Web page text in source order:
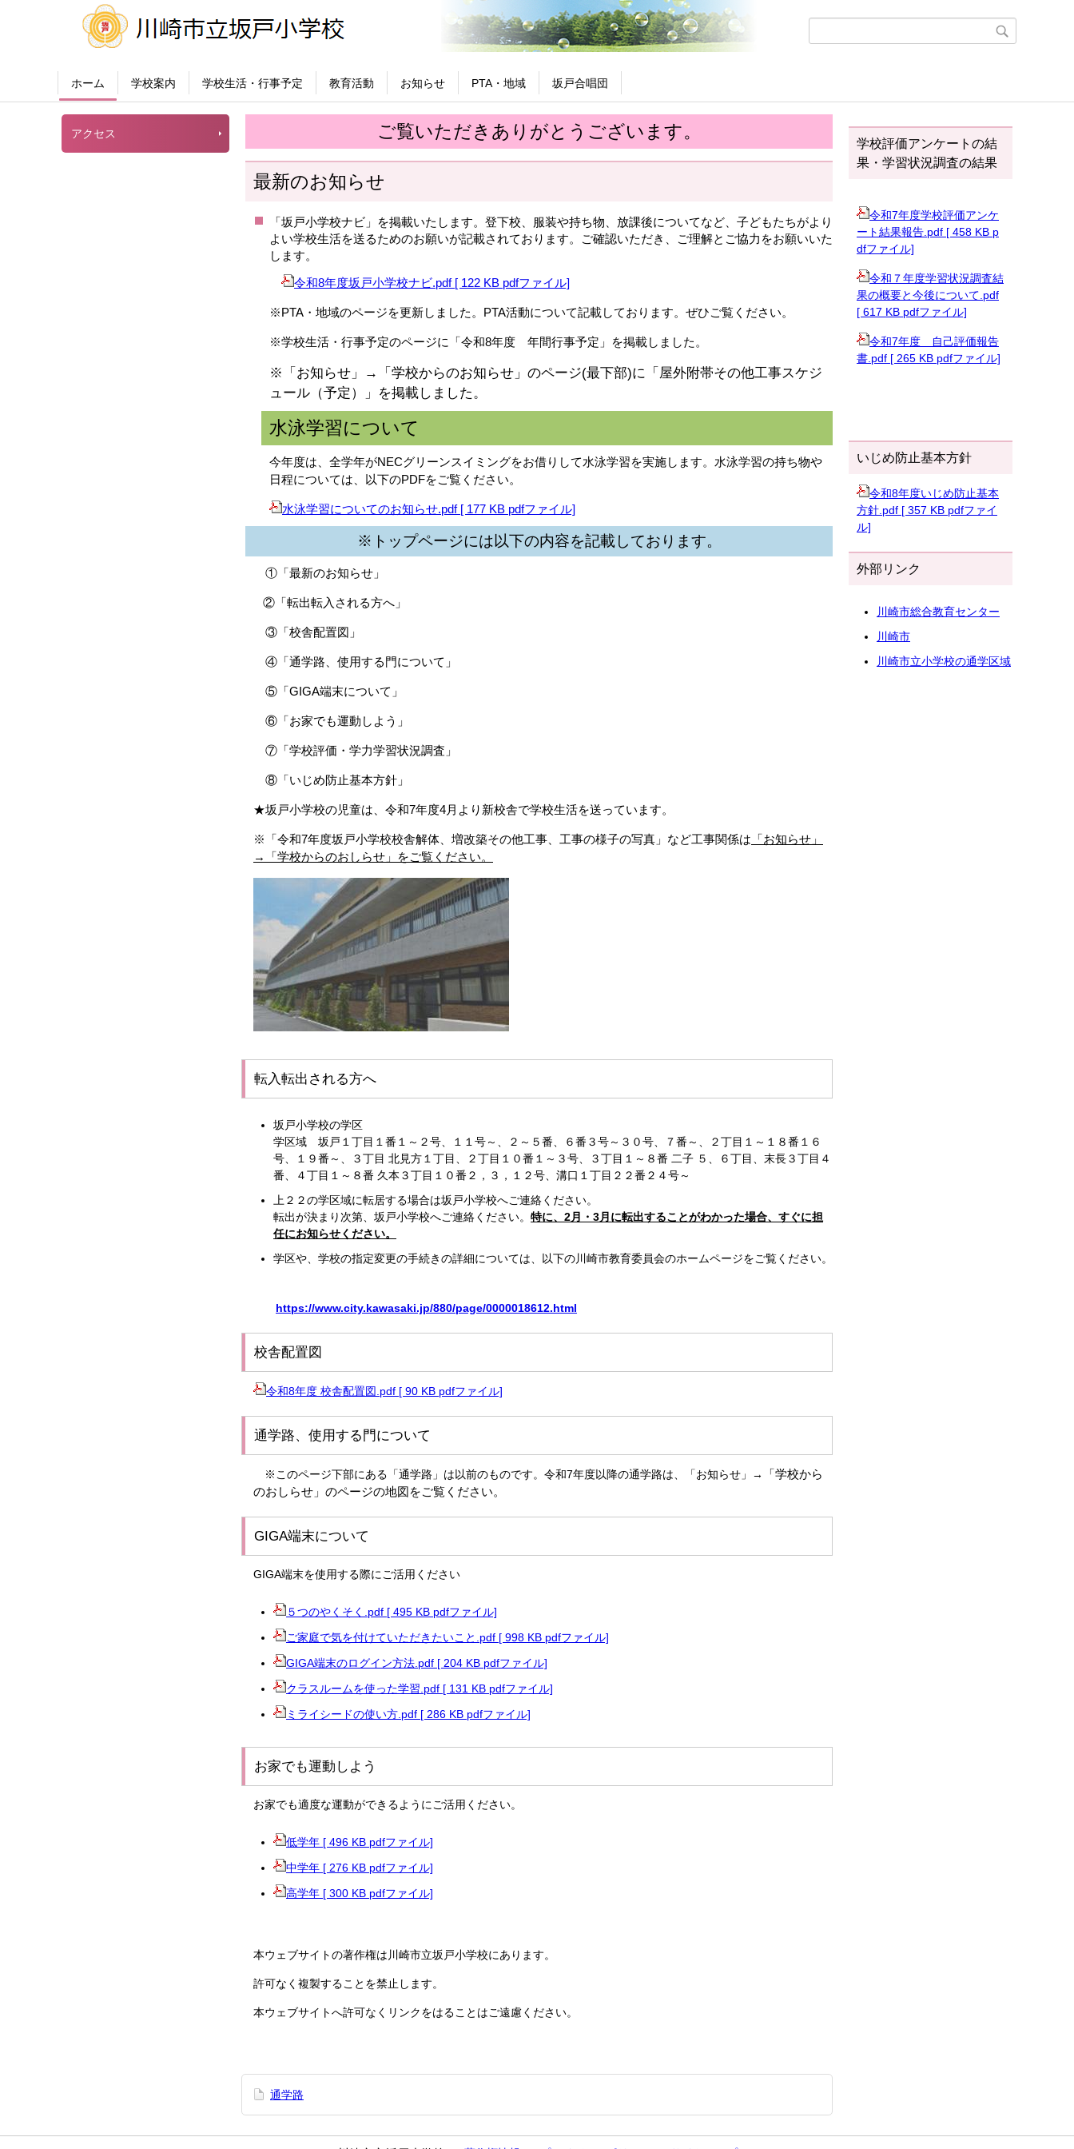
ホーム 学校案内 学校生活・行事予定 教育活動 お知らせ PTA・地域 坂戸合唱団
アクセス ご覧いただきありがとうございます。
最新のお知らせ
「坂戸小学校ナビ」を掲載いたします。登下校、服装や持ち物、放課後についてなど、子どもたちがより
よい学校生活を送るためのお願いが記載されております。ご確認いただき、ご理解とご協力をお願いいた
します。
令和8年度坂戸小学校ナビ.pdf [ 122 KB pdfファイル]
※PTA・地域のページを更新しました。PTA活動について記載しております。ぜひご覧ください。
※学校生活・行事予定のページに「令和8年度 年間行事予定」を掲載しました。
※「お知らせ」→「学校からのお知らせ」のページ(最下部)に「屋外附帯その他工事スケジ
ュール（予定）」を掲載しました。
水泳学習について
今年度は、全学年がNECグリーンスイミングをお借りして水泳学習を実施します。水泳学習の持ち物や
日程については、以下のPDFをご覧ください。
水泳学習についてのお知らせ.pdf [ 177 KB pdfファイル]
※トップページには以下の内容を記載しております。
① 「最新のお知らせ」
② 「転出転入される方へ」
③「校舎配置図」
④「通学路、使用する門について」
⑤「GIGA端末について」
⑥「お家でも運動しよう」
⑦「学校評価・学力学習状況調査」
⑧「いじめ防止基本方針」
★坂戸小学校の児童は、令和7年度4月より新校舎で学校生活を送っています。
※「令和7年度坂戸小学校校舎解体、増改築その他工事、工事の様子の写真」など工事関係は 「お知らせ」
→「学校からのおしらせ」をご覧ください。
転入転出される方へ
坂戸小学校の学区
学区域 坂戸１丁目１番１～２号、１１号～、２～５番、６番３号～３０号、７番～、２丁目１～１８番１６
号、１９番～、３丁目 北見方１丁目、２丁目１０番１～３号、３丁目１～８番 二子 ５、６丁目、末長３丁目４
番、４丁目１～８番 久本３丁目１０番２，３，１２号、溝口１丁目２２番２４号～
上２２の学区域に転居する場合は坂戸小学校へご連絡ください。
転出が決まり次第、坂戸小学校へご連絡ください。 特に、2月・3月に転出することがわかった場合、すぐに担
任にお知らせください。
学区や、学校の指定変更の手続きの詳細については、以下の川崎市教育委員会のホームページをご覧ください。
https://www.city.kawasaki.jp/880/page/0000018612.html
校舎配置図
令和8年度 校舎配置図.pdf [ 90 KB pdfファイル]
通学路、使用する門について
※このページ下部にある「通学路」は以前のものです。令和7年度以降の通学路は、「お知らせ」→
「学校から
のおしらせ」のページの地図をご覧ください。
GIGA端末について
GIGA端末を使用する際にご活用ください
５つのやくそく.pdf [ 495 KB pdfファイル]
ご家庭で気を付けていただきたいこと.pdf [ 998 KB pdfファイル]
GIGA端末のログイン方法.pdf [ 204 KB pdfファイル]
クラスルームを使った学習.pdf [ 131 KB pdfファイル]
ミライシードの使い方.pdf [ 286 KB pdfファイル]
お家でも運動しよう
お家でも適度な運動ができるようにご活用ください。
低学年 [ 496 KB pdfファイル]
中学年 [ 276 KB pdfファイル]
高学年 [ 300 KB pdfファイル]
本ウェブサイトの著作権は川崎市立坂戸小学校にあります。
許可なく複製することを禁止します。
本ウェブサイトへ許可なくリンクをはることはご遠慮ください。
通学路
学校評価アンケートの結
果・学習状況調査の結果
令和7年度学校評価アンケ
ート結果報告.pdf [ 458 KB p
dfファイル]
令和７年度学習状況調査結
果の概要と今後について.pdf
[ 617 KB pdfファイル]
令和7年度 自己評価報告
書.pdf [ 265 KB pdfファイル]
いじめ防止基本方針
令和8年度いじめ防止基本
方針.pdf [ 357 KB pdfファイ
ル]
外部リンク
川崎市総合教育センター
川崎市
川崎市立小学校の通学区域